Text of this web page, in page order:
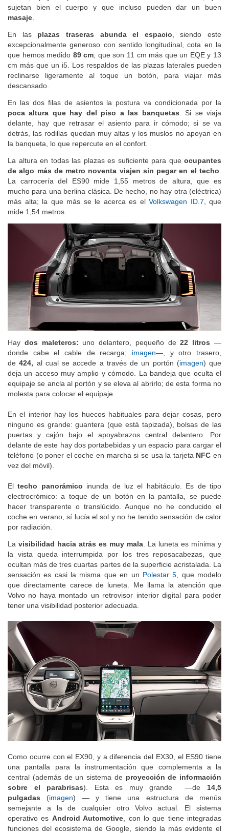
sujetan bien el cuerpo y que incluso pueden dar un buen
masaje
En las plazas traseras abunda el espacio , siendo este
excepcionalmente generoso con sentido longitudinal, cota en la
que hemos medido 89 cm , que son 11 cm más que un EQE y 13
cm más que un i5. Los respaldos de las plazas laterales pueden
reclinarse ligeramente al toque un botón, para viajar más
descansado.
En las dos filas de asientos la postura va condicionada por la
poca altura que hay del piso a las banquetas . Si se viaja
delante, hay que retrasar el asiento para ir cómodo; si se va
detrás, las rodillas quedan muy altas y los muslos no apoyan en
la banqueta, lo que repercute en el confort.
La altura en todas las plazas es suficiente para que ocupantes
de algo más de metro noventa viajen sin pegar en el techo
La carrocería del ES90 mide 1,55 metros de altura, que es
mucho para una berlina clásica. De hecho, no hay otra (eléctrica)
más alta; la que más se le acerca es el Volkswagen ID.7 , que
mide 1,54 metros.
Hay dos maleteros: uno delantero, pequeño de22 litros—
donde cabe el cable de recarga; imagen—, y otro trasero,
de424, al cual se accede a través de un portón (imagen) que
deja un acceso muy amplio y cómodo. La bandeja que oculta el
equipaje se ancla al portón y se eleva al abrirlo; de esta forma no
molesta para colocar el equipaje.
En el interior hay los huecos habituales para dejar cosas, pero
ninguno es grande: guantera (que está tapizada), bolsas de las
puertas y cajón bajo el apoyabrazos central delantero. Por
delante de este hay dos portabebidas y un espacio para cargar el
teléfono (o poner el coche en marcha si se usa la tarjeta NFC en
vez del móvil).
Eltecho panorámico inunda de luz el habitáculo. Es de tipo
electrocrómico: a toque de un botón en la pantalla, se puede
hacer transparente o translúcido. Aunque no he conducido el
coche en verano, sí lucía el sol y no he tenido sensación de calor
por radiación.
La visibilidad hacia atrás es muy mala . La luneta es mínima y
la vista queda interrumpida por los tres reposacabezas, que
ocultan más de tres cuartas partes de la superficie acristalada. La
sensación es casi la misma que en un Polestar 5 , que modelo
que directamente carece de luneta. Me llama la atención que
Volvo no haya montado un retrovisor interior digital para poder
tener una visibilidad posterior adecuada.
Como ocurre con el EX90, y a diferencia del EX30, el ES90 tiene
una pantalla para la instrumentación que complementa a la
central (además de un sistema de proyección de información
sobre el parabrisas). Esta es muy grande —de 14,5
pulgadas (imagen) — y tiene una estructura de menús
semejante a la de cualquier otro Volvo actual. El sistema
operativo es Android Automotive , con lo que tiene integradas
funciones del ecosistema de Google, siendo la más evidente el